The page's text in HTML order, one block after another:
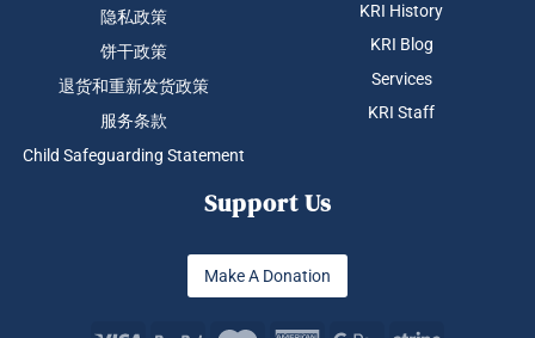
隐私政策
饼干政策
退货和重新发货政策
服务条款
Child Safeguarding Statement
KRI History
KRI Blog
Services
KRI Staff
Support Us
Make A Donation